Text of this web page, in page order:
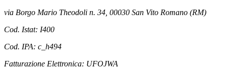
via Borgo Mario Theodoli n. 34, 00030 San Vito Romano (RM)
Cod. Istat: I400
Cod. IPA: c_h494
Fatturazione Elettronica: UFOJWA